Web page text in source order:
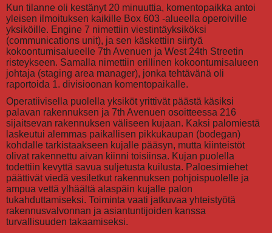
Kun tilanne oli kestänyt 20 minuuttia, komentopaikka antoi
yleisen ilmoituksen kaikille Box 603 -alueella operoiville
yksiköille. Engine 7 nimettiin viestintäyksiköksi
(communications unit), ja sen käskettiin siirtyä
kokoontumisalueelle 7th Avenuen ja West 24th Streetin
risteykseen. Samalla nimettiin erillinen kokoontumisalueen
johtaja (staging area manager), jonka tehtävänä oli
raportoida 1. divisioonan komentopaikalle.
Operatiivisella puolella yksiköt yrittivät päästä käsiksi
palavan rakennuksen ja 7th Avenuen osoitteessa 216
sijaitsevan rakennuksen väliseen kujaan. Kaksi palomiestä
laskeutui alemmas paikallisen pikkukaupan (bodegan)
kohdalle tarkistaakseen kujalle pääsyn, mutta kiinteistöt
olivat rakennettu aivan kiinni toisiinsa. Kujan puolella
todettiin kevyttä savua suljetusta kuilusta. Paloesimiehet
päättivät viedä vesiletkut rakennuksen pohjoispuolelle ja
ampua vettä ylhäältä alaspäin kujalle palon
tukahduttamiseksi. Toiminta vaati jatkuvaa yhteistyötä
rakennusvalvonnan ja asiantuntijoiden kanssa
turvallisuuden takaamiseksi.